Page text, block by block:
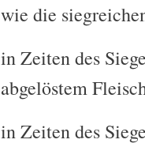
wie die
in Zeiten des
abgelöstem
in Zeiten des